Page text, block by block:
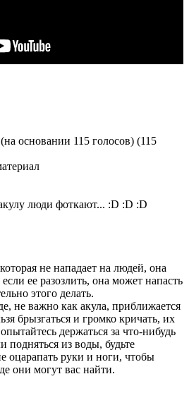
(на основании 115 голосов) (115
люди фоткают... :D :D :D
не нападает на людей, она
ее разозлить, она может напасть
этого делать.
не важно как акула, приближается
брызгаться и громко кричать, их
держаться за что-нибудь
подняться из воды, будьте
оцарапать руки и ноги, чтобы
они могут вас найти.